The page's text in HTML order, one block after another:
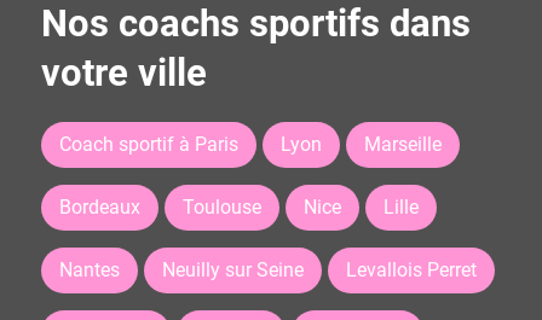
Nos coachs sportifs dans
votre ville
Coach sportif à Paris Lyon Marseille
Bordeaux Toulouse Nice Lille
Nantes Neuilly sur Seine Levallois Perret